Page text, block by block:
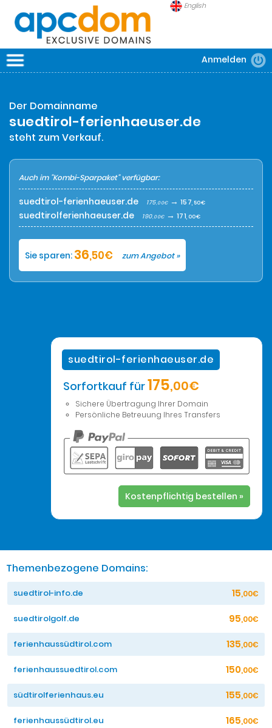
English
SICHERHEIT
Anmelden
Der Domainname
suedtirol-ferienhaeuser.de
steht zum Verkauf.
Auch im "Kombi-Sparpaket" verfügbar:
suedtirol-ferienhaeuser.de 175,00€→ 157 ,50€
suedtirolferienhaeuser.de 190,00€→ 171 ,00€
Sie sparen: 36,50€ zum Angebot »
suedtirol-ferienhaeuser.de
Sorfortkauf für175,00€
Sichere Übertragung Ihrer Domain
Persönliche Betreuung Ihres Transfers
Kostenpflichtig bestellen »
Themenbezogene Domains:
suedtirol-info.de 15,00€
suedtirolgolf.de 95,00€
ferienhaussüdtirol.com 135,00€
ferienhaussuedtirol.com 150,00€
südtirolferienhaus.eu 155,00€
ferienhaussüdtirol.eu 165,00€